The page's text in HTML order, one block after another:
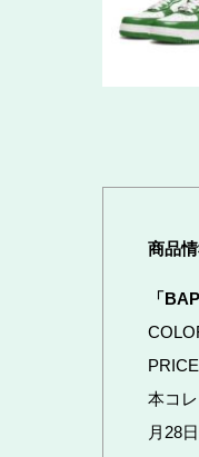
商品
「
本コ
月28